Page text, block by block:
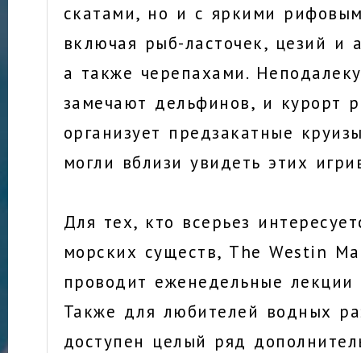
скатами, но и с яркими
включая рыб-ласточек, цезий и
а также черепахами.
замечают дельфинов, и курорт
организует предзакатные
могли вблизи увидеть этих
Для тех, кто всерьез
морских существ, The Westin
проводит еженедельные лекции
Также для любителей водных
доступен целый ряд